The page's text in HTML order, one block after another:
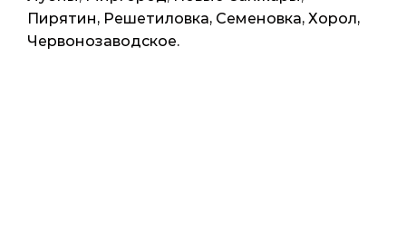
Пирятин, Решетиловка, Семеновка, Хорол,
Червонозаводское.